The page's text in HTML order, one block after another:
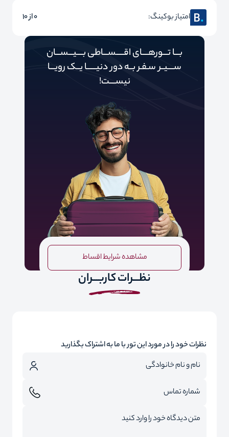
امتیاز بوکینگ: 0 از 10
بـــا تـــورهــــای اقـــــســـاطی بــــیـــســـان
ســــیــر سـفـر بــه دور‌‌‌‌ دنیـــــ‌‌ـا یــک رویـــا
نیســــت!
مشاهده شرایط اقساط
نظـــرات کاربـــران
نظرات خود را در مورد این تور با ما به اشتراک بگذارید